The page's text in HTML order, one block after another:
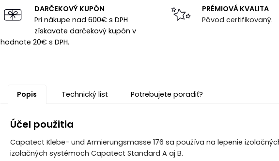
DARČEKOVÝ KUPÓN
Pri nákupe nad 600€ s DPH
získavate darčekový kupón v
hodnote 20€ s DPH.
PRÉMIOVÁ KVALITA
Pôvod certifikovaný.
Popis Technický list Potrebujete poradiť?
Účel použitia
Capatect Klebe- und Armierungsmasse 176 sa používa na lepenie
izolačných systémoch Capatect Standard A aj B.